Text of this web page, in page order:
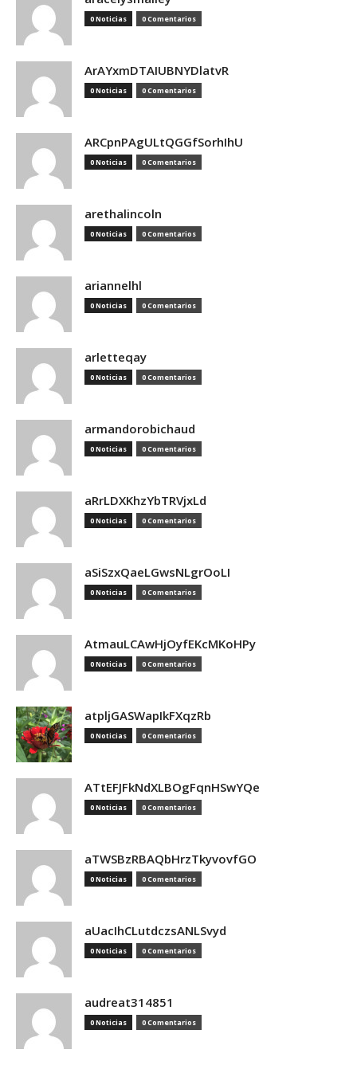
0 Noticias 0 Comentarios
ArAYxmDTAIUBNYDlatvR
0 Noticias 0 Comentarios
ARCpnPAgULtQGGfSorhIhU
0 Noticias 0 Comentarios
arethalincoln
0 Noticias 0 Comentarios
ariannelhl
0 Noticias 0 Comentarios
arletteqay
0 Noticias 0 Comentarios
armandorobichaud
0 Noticias 0 Comentarios
aRrLDXKhzYbTRVjxLd
0 Noticias 0 Comentarios
aSiSzxQaeLGwsNLgrOoLI
0 Noticias 0 Comentarios
AtmauLCAwHjOyfEKcMKoHPy
0 Noticias 0 Comentarios
atpljGASWapIkFXqzRb
0 Noticias 0 Comentarios
ATtEFJFkNdXLBOgFqnHSwYQe
0 Noticias 0 Comentarios
aTWSBzRBAQbHrzTkyvovfGO
0 Noticias 0 Comentarios
aUacIhCLutdczsANLSvyd
0 Noticias 0 Comentarios
audreat314851
0 Noticias 0 Comentarios